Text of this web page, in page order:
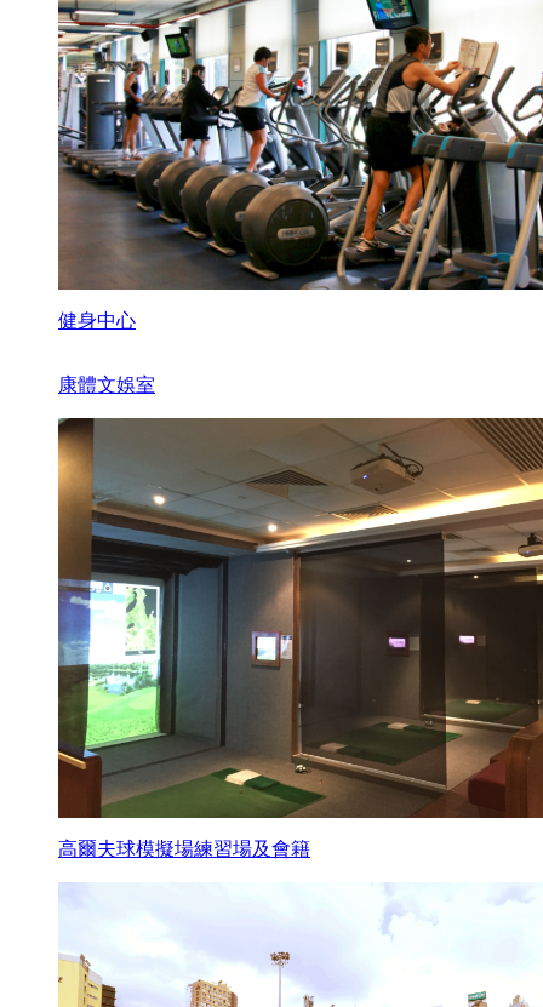
健身中心
康體文娛室
高爾夫球模擬場練習場及會籍